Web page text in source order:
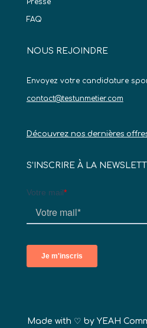
Presse
FAQ
NOUS REJOINDRE
Envoyez votre candidature
contact@testunmetier.com
Découvrez nos dernières
S’INSCRIRE À LA
Made with ♡ byYEAH